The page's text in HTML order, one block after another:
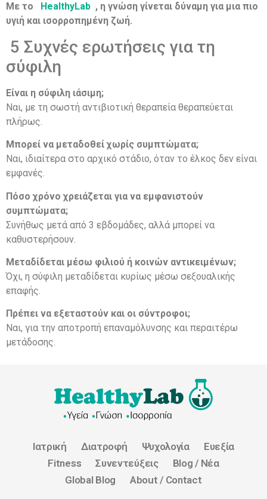
Με το HealthyLab , η γνώση γίνεται δύναμη για μια πιο
υγιή και ισορροπημένη ζωή.
5 Συχνές ερωτήσεις για τη
σύφιλη
Είναι η σύφιλη ιάσιμη;
Ναι, με τη σωστή αντιβιοτική θεραπεία θεραπεύεται
πλήρως.
Μπορεί να μεταδοθεί χωρίς συμπτώματα;
Ναι, ιδιαίτερα στο αρχικό στάδιο, όταν το έλκος δεν είναι
εμφανές.
Πόσο χρόνο χρειάζεται για να εμφανιστούν
συμπτώματα;
Συνήθως μετά από 3 εβδομάδες, αλλά μπορεί να
καθυστερήσουν.
Μεταδίδεται μέσω φιλιού ή κοινών αντικειμένων;
Όχι, η σύφιλη μεταδίδεται κυρίως μέσω σεξουαλικής
επαφής.
Πρέπει να εξεταστούν και οι σύντροφοι;
Ναι, για την αποτροπή επαναμόλυνσης και περαιτέρω
μετάδοσης.
Ιατρική Διατροφή Ψυχολογία
Ευεξία
Fitness
Συνεντεύξεις
Blog / Νέα
Global Blog
About / Contact